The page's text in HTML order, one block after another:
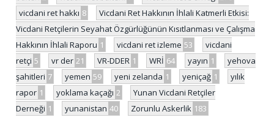
vicdani ret hakkı 8
Vicdani Ret Hakkının İhlali Katmerli Etkisi:
Vicdani Retçilerin Seyahat Özgürlüğünün Kısıtlanması ve Çalışma
Hakkının İhlali Raporu 1 vicdani ret izleme 53
vicdani
retçi 5 vr der 21 VR-DDER 1 WRİ 64 yayın 1
yehova
şahitleri 7 yemen 59 yeni zelanda 1 yeniçağ 1
yılık
rapor 1 yoklama kaçağı 2
Yunan Vicdani Retçiler
Derneği 1 yunanistan 40 Zorunlu Askerlik 183